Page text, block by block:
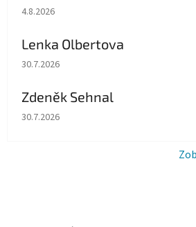
Hodnocení obchodu je 5 z 5 hvězdiček.
4.8.2026
Lenka Olbertova
Hodnocení obchodu je 5 z 5 hvězdiček.
30.7.2026
Zdeněk Sehnal
Hodnocení obchodu je 5 z 5 hvězdiček.
30.7.2026